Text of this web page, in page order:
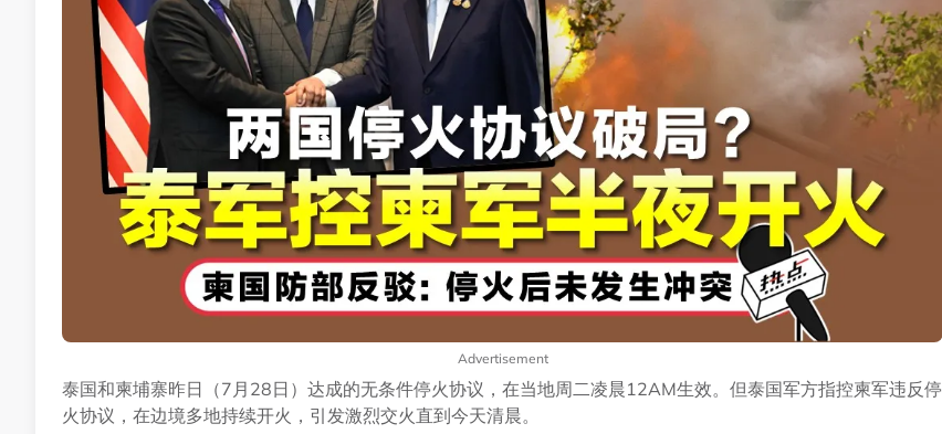
Advertisement
泰国和柬埔寨昨日（7月28日）达成的无条件停火协议，在当地周二凌晨12AM生效。但泰国军方指控柬军违反停
火协议，在边境多地持续开火，引发激烈交火直到今天清晨。